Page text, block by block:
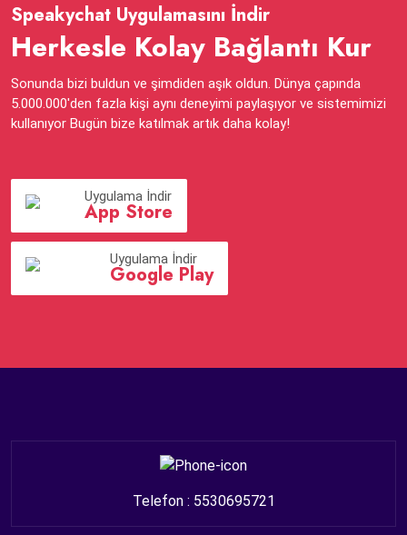
Speakychat Uygulamasını İndir
Herkesle Kolay Bağlantı Kur
Sonunda bizi buldun ve şimdiden aşık oldun. Dünya çapında
5.000.000'den fazla kişi aynı deneyimi paylaşıyor ve sistemimizi
kullanıyor Bugün bize katılmak artık daha kolay!
Uygulama İndir
App Store
Uygulama İndir
Google Play
Telefon : 5530695721